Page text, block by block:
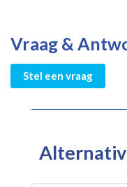
Vraag &
Stel een vraag